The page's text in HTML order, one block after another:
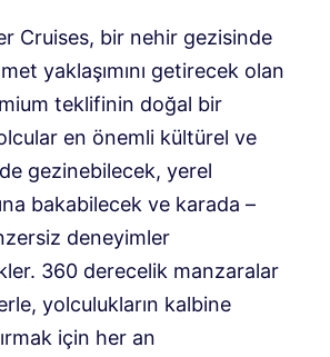
Cruises, bir nehir gezisinde
yaklaşımını getirecek olan
teklifinin doğal bir
en önemli kültürel ve
gezinebilecek, yerel
bakabilecek ve karada –
deneyimler
360 derecelik manzaralar
yolculukların kalbine
için her an